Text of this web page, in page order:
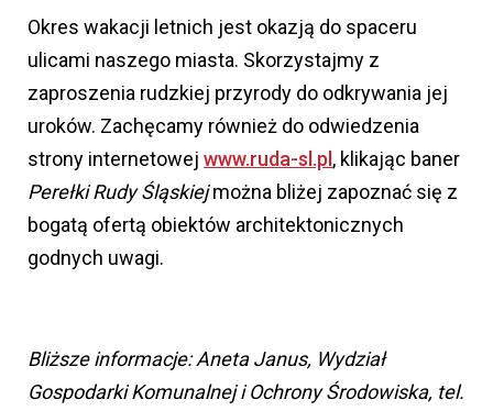
Okres wakacji letnich jest okazją do spaceru
ulicami naszego miasta. Skorzystajmy z
zaproszenia rudzkiej przyrody do odkrywania jej
uroków. Zachęcamy również do odwiedzenia
strony internetowej www.ruda-sl.pl , klikając baner
Perełki Rudy Śląskiejmożna bliżej zapoznać się z
bogatą ofertą obiektów architektonicznych
godnych uwagi.
Bliższe informacje: Aneta Janus, Wydział
Gospodarki Komunalnej i Ochrony Środowiska, tel.